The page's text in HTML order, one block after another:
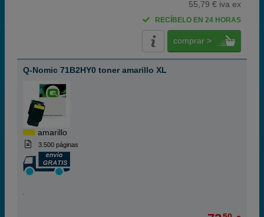
55,79 € iva ex
RECÍBELO EN 24 HORAS
comprar >
Q-Nomic 71B2HY0 toner amarillo XL
amarillo
3.500 páginas